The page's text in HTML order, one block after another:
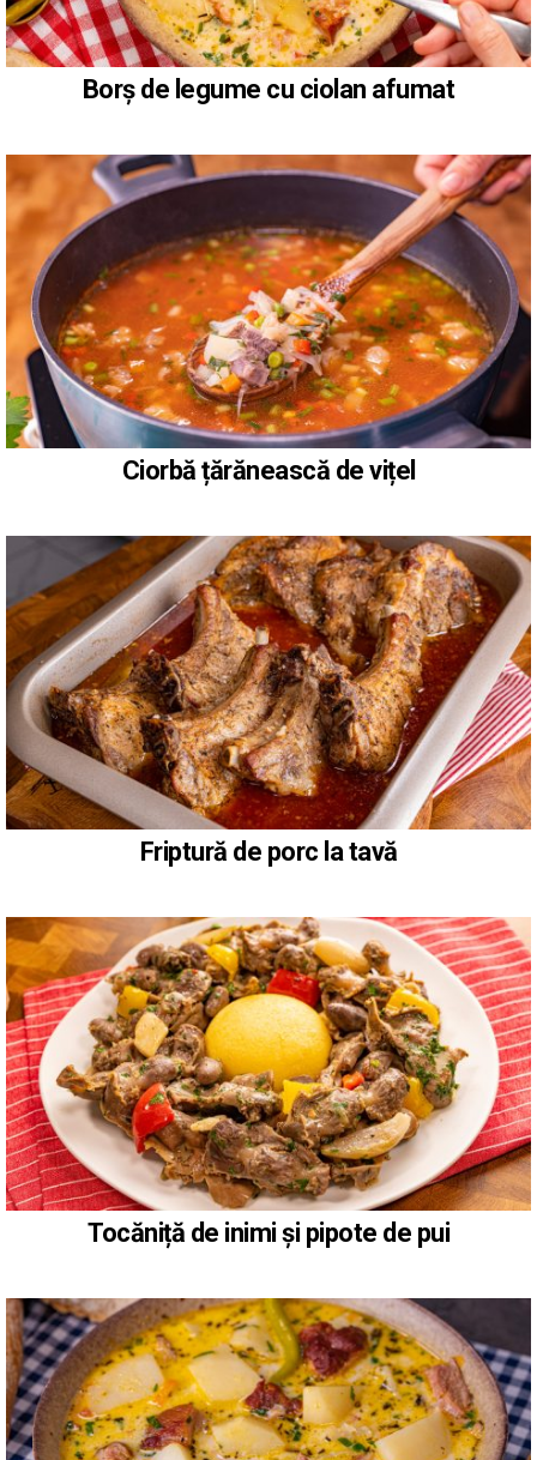
Borș de legume cu ciolan afumat
Ciorbă țărănească de vițel
Friptură de porc la tavă
Tocăniță de inimi și pipote de pui